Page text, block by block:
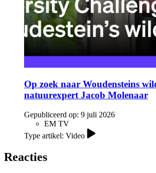
Op zoek naar Woudensteins
natuurexpert Jacob Molenaar
Gepubliceerd op: 9 juli 2026
EM TV
Type artikel: Video
Reacties